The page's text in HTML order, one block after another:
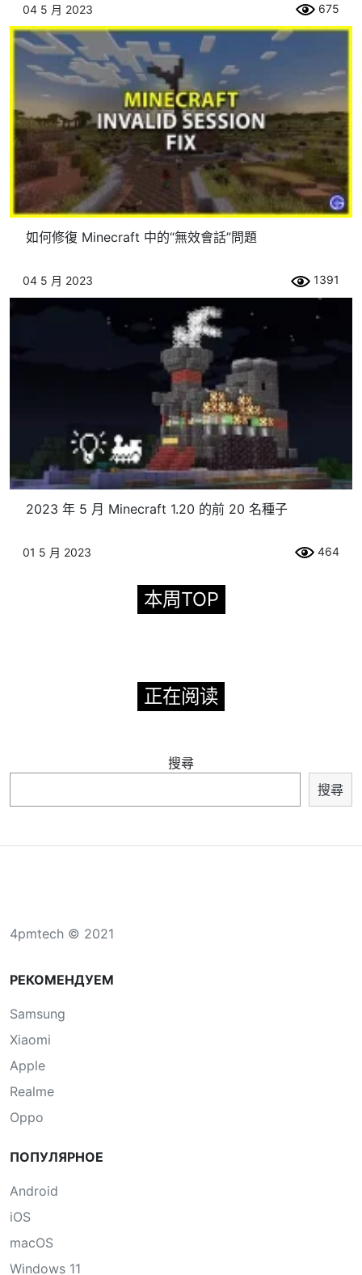
04 5 月 2023 675
如何修復 Minecraft 中的“無效會話”問題
04 5 月 2023 1391
2023 年 5 月 Minecraft 1.20 的前 20 名種子
01 5 月 2023 464
本周TOP
正在阅读
搜尋
搜尋
4pmtech © 2021
РЕКОМЕНДУЕМ
Samsung
Xiaomi
Apple
Realme
Oppo
ПОПУЛЯРНОЕ
Android
iOS
macOS
Windows 11